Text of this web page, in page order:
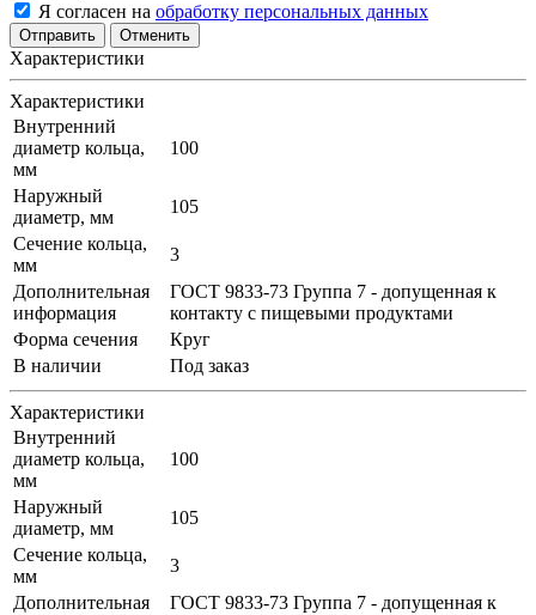
Я согласен на обработку персональных данных
Отменить
Характеристики
Характеристики
Внутренний
диаметр кольца,
мм
100
Наружный
диаметр, мм
105
Сечение кольца,
мм
3
Дополнительная
информация
ГОСТ 9833-73 Группа 7 - допущенная к
контакту с пищевыми продуктами
Форма сечения
Круг
В наличии
Под заказ
Характеристики
Внутренний
диаметр кольца,
мм
100
Наружный
диаметр, мм
105
Сечение кольца,
мм
3
Дополнительная
ГОСТ 9833-73 Группа 7 - допущенная к